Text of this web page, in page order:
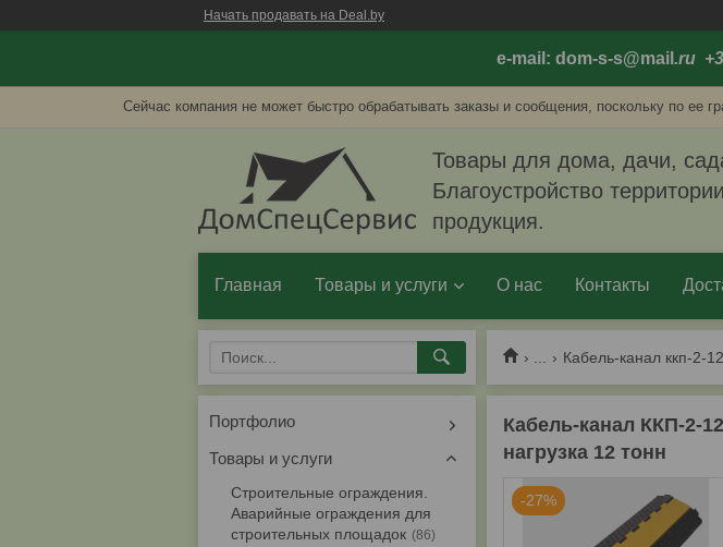
Начать продавать на Deal.by
e-mail: dom-s-s@mail .ru
Сейчас компания не может быстро обрабатывать заказы и сообщения, поскольку по ее
Товары для дома, дачи,
Благоустройство
продукция.
Главная Товары и услуги О нас Контакты
Кабель-канал ккп-2-
Кабель-канал ККП-2-
нагрузка 12 тонн
-27%
Портфолио
Товары и услуги
Строительные ограждения.
Аварийные ограждения для
строительных площадок
86